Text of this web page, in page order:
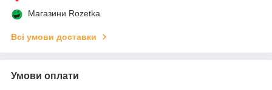
Магазини Rozetka
Всі умови доставки
Умови оплати